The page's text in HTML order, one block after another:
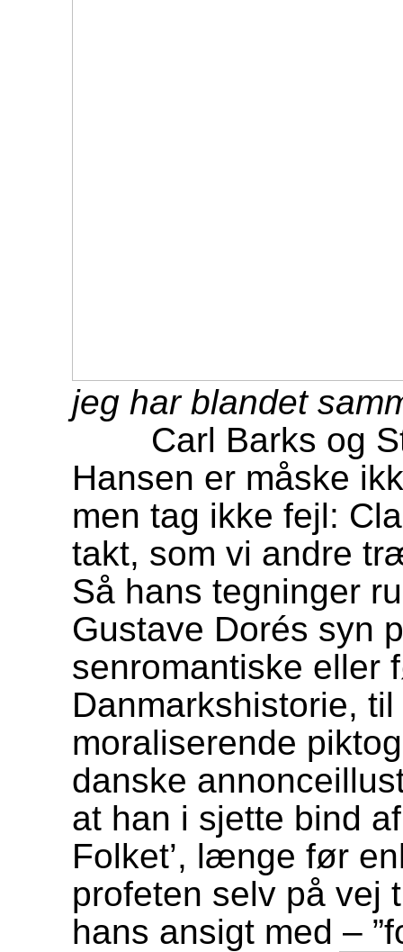
jeg har blandet
Carl Barks og
Hansen er måske
men tag ikke fejl:
takt, som vi andre
Så hans tegninger
Gustave Dorés syn
senromantiske eller
Danmarkshistorie,
moraliserende
danske
at han i sjette bind
Folket’, længe før
profeten selv på vej
hans ansigt med –